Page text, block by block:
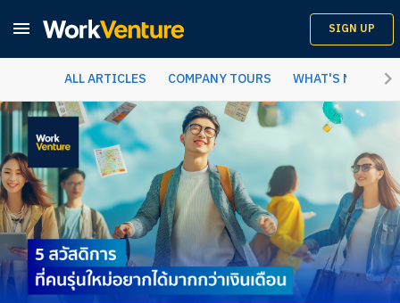
 SIGN UP
keyboard_arrow_right
ALL ARTICLES COMPANY TOURS WHAT'S NEW